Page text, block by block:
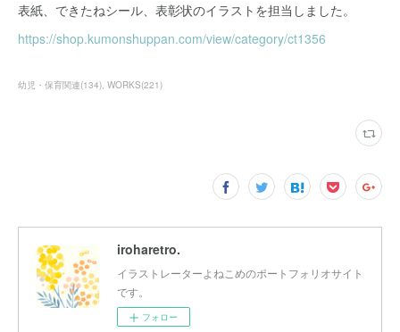
表紙、できたねシール、表彰状のイラストを担当しました。
https://shop.kumonshuppan.com/view/category/ct1356
幼児・保育関連(134) WORKS(221)
iroharetro.
イラストレーターよねこめのポートフォリオサイト
です。
フォロー